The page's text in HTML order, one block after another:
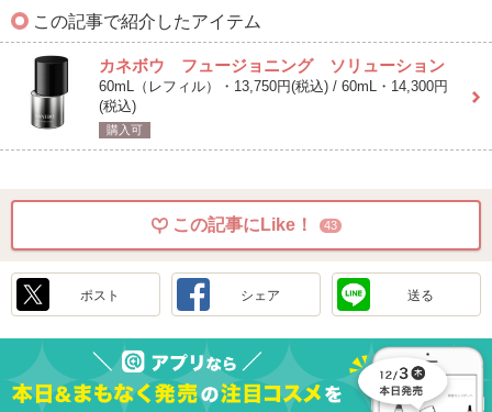
この記事で紹介したアイテム
カネボウ フュージョニング ソリューション
60mL（レフィル）・13,750円(税込) / 60mL・14,300円
(税込)
購入可
この記事にLike！ 43
ポスト シェア 送る